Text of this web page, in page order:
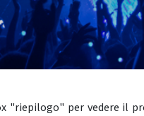
"riepilogo" per vedere il